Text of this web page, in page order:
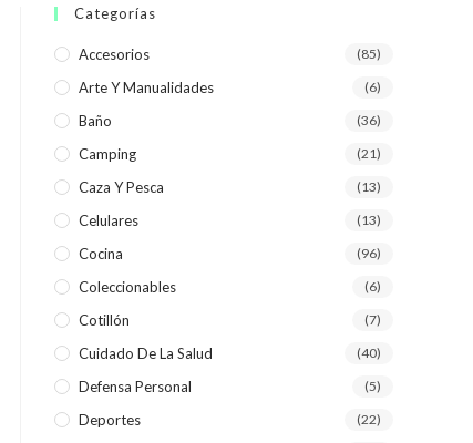
DE
LA
Categorías
Accesorios (85)
Arte Y Manualidades (6)
Baño (36)
Camping (21)
Caza Y Pesca (13)
Celulares (13)
Cocina (96)
Coleccionables (6)
Cotillón (7)
Cuidado De La Salud (40)
Defensa Personal (5)
Deportes (22)